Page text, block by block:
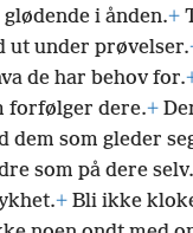
i ånden.+
ut under prøvelser.
de har behov for.
forfølger dere.+
dem som gleder
som på dere
+ Bli ikke